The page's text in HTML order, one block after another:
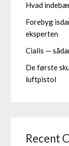
Hvad
Forebyg
eksperten
Cialis —
De første
luftpistol
Recent